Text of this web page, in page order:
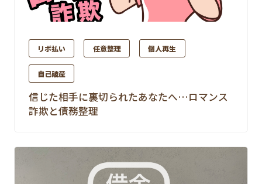
リボ払い 任意整理 個人再生
自己破産
信じた相手に裏切られたあなたへ…ロマンス
詐欺と債務整理